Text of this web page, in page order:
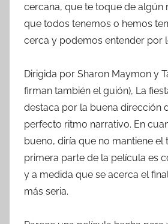
cercana, que te toque de algún
que todos tenemos o hemos
cerca y podemos entender por
Dirigida por Sharon Maymon y
firman también el guión), La
destaca por la buena dirección
perfecto ritmo narrativo. En
bueno, diría que no mantiene el
primera parte de la película es
y a medida que se acerca el
más seria.